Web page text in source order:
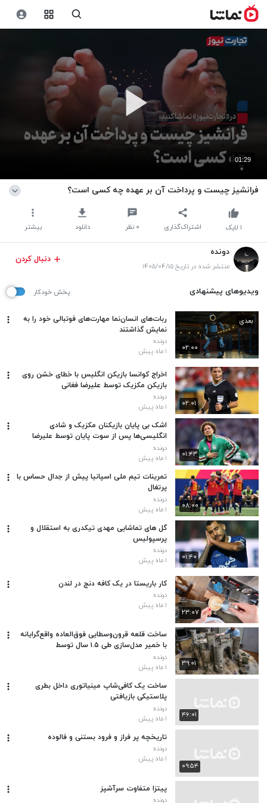
01:29
فرانشیز چیست و پرداخت آن بر عهده چه کسی است؟
اشتراک‌گذاری ۰ نظر دانلود بیشتر ۱ لایک
دونده
منتشر شده در تاریخ ۱۴۰۵/۰۴/۱۵
دنبال کردن
ویدیوهای پیشنهادی پخش خودکار
۰۲:۰۰
بعدی
ربات‌های انسان‌نما مهارت‌های فوتبالی خود را به
نمایش گذاشتند
دونده
۱ ماه پیش
۰۲:۰۱
اخراج کوانسا بازیکن انگلیس با خطای خشن روی
بازیکن مکزیک توسط علیرضا فغانی
دونده
۱ ماه پیش
۰۱:۴۳
اشک بی پایان بازیکنان مکزیک و شادی
انگلیسی‌ها پس از سوت پایان توسط علیرضا
فغانی
دونده
۱ ماه پیش
۰۸:۰۰
تمرینات تیم ملی اسپانیا پیش از جدال حساس با
پرتغال
دونده
۱ ماه پیش
۰۱:۴۰
گل های تماشایی مهدی تیکدری به استقلال و
پرسپولیس
دونده
۱ ماه پیش
۲۳:۰۷
کار باریستا در یک کافه دنج در لندن
دونده
۱ ماه پیش
۳۹:۰۱
ساخت قلعه قرون‌وسطایی فوق‌العاده واقع‌گرایانه
با خمیر مدل‌سازی طی ۱.۵ سال توسط
دونده
۱ ماه پیش
۴۶:۰۱
ساخت یک کافی‌شاپ مینیاتوری داخل بطری
پلاستیکی بازیافتی
دونده
۱ ماه پیش
۰۹:۵۴
تاریخچه پر فراز و فرود بستنی و فالوده
دونده
۱ ماه پیش
پیتزا متفاوت سرآشپز
دونده